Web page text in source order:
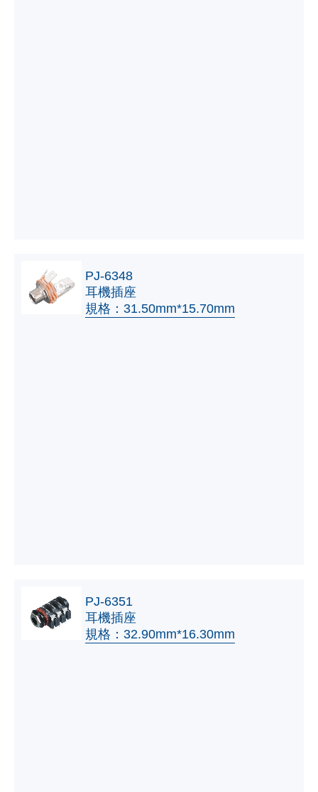
PJ-6348
耳機插座
規格：31.50mm*15.70mm
PJ-6351
耳機插座
規格：32.90mm*16.30mm